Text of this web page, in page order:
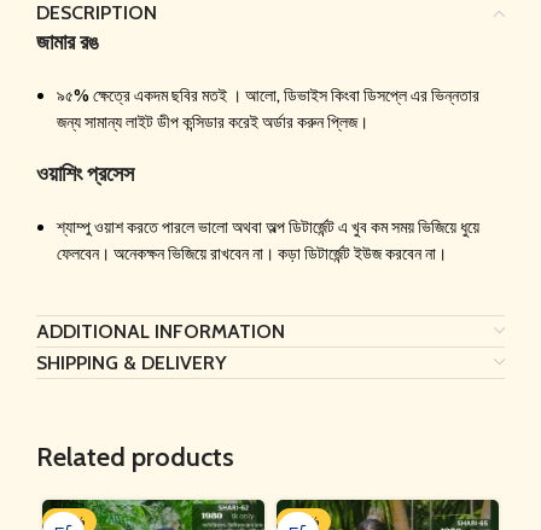
DESCRIPTION
জামার রঙ
৯৫% ক্ষেত্রে একদম ছবির মতই । আলো, ডিভাইস কিংবা ডিসপ্লে এর ভিন্নতার
জন্য সামান্য লাইট ডীপ কন্সিডার করেই অর্ডার করুন প্লিজ।
ওয়াশিং প্রসেস
শ্যাম্পু ওয়াশ করতে পারলে ভালো অথবা অল্প ডিটার্জেন্ট এ খুব কম সময় ভিজিয়ে ধুয়ে
ফেলবেন। অনেকক্ষন ভিজিয়ে রাখবেন না। কড়া ডিটার্জেন্ট ইউজ করবেন না।
ADDITIONAL INFORMATION
SHIPPING & DELIVERY
Related products
-10% -10%